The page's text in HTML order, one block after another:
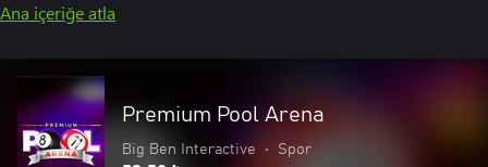
Ana içeriğe atla
Premium Pool Arena
Big Ben Interactive • Spor